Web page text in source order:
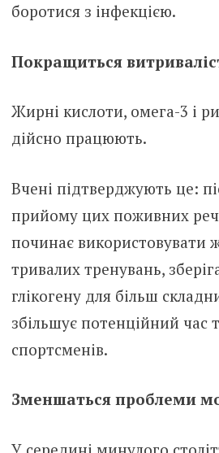
боротися з інфекцією.
Покращиться
Жирні кислоти, омега-3 і
дійсно працюють.
Вчені підтверджують це:
прийому цих поживних
починає використовувати
тривалих тренувань,
глікогену для більш
збільшує потенційний час
спортсменів.
Зменшаться проблеми